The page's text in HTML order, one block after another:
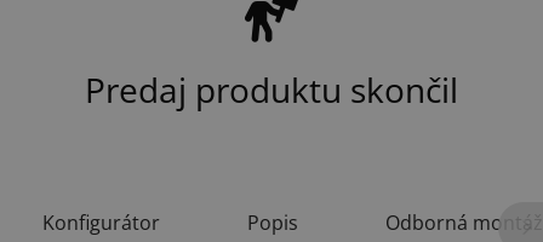
Predaj produktu skončil
Konfigurátor Popis Odborná montáž